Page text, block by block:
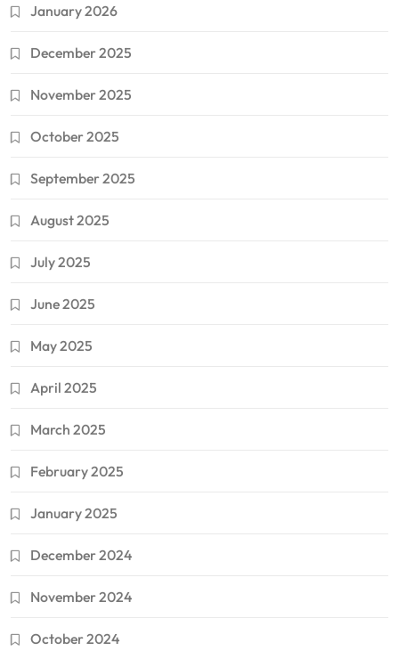
January 2026
December 2025
November 2025
October 2025
September 2025
August 2025
July 2025
June 2025
May 2025
April 2025
March 2025
February 2025
January 2025
December 2024
November 2024
October 2024